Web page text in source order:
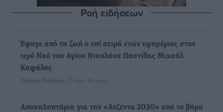
Ροή ειδήσεων
Έφυγε από τη ζωή ο επί σειρά ετών εφημέριος στον
ιερό Ναό του Αγίου Νικολάου Παστίδας Μιχαήλ
Καψάλης
Τοπικές Ειδήσεις πριν 16 ώρες
Αποκαλυπτήρια για την «Ατζέντα 2030» από το βήμα